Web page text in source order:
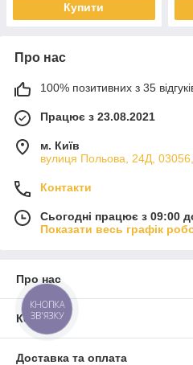
Купити
Про нас
100% позитивних з 35
Працює з 23.08.2021
м. Київ
вулиця Польова, 24Д, 03056,
Контакти
Сьогодні працює з 09:00
Показати весь графік
Про нас
Контакти
Доставка та оплата
КНОПКА
ЗВ'ЯЗКУ